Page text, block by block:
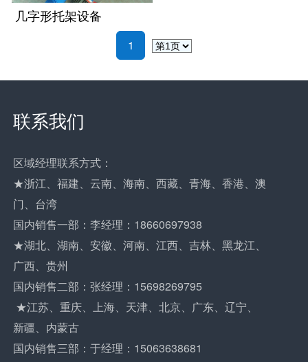
几字形托架设备
1
联系我们
区域经理联系方式：
★浙江、福建、云南、海南、西藏、青海、香港、澳
门、台湾
国内销售一部：李经理：18660697938
★湖北、湖南、安徽、河南、江西、吉林、黑龙江、
广西、贵州
国内销售二部：张经理：15698269795
★江苏、重庆、上海、天津、北京、广东、辽宁、
新疆、内蒙古
国内销售三部：于经理：15063638681